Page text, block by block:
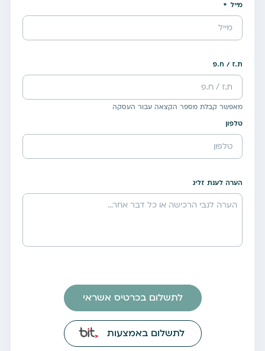
מייל
ת.ז / ח.פ
מאפשר קבלת מספר הקצאה עבור העסקה
טלפון
הערה לענת זליג
לתשלום בכרטיס אשראי
לתשלום באמצעות